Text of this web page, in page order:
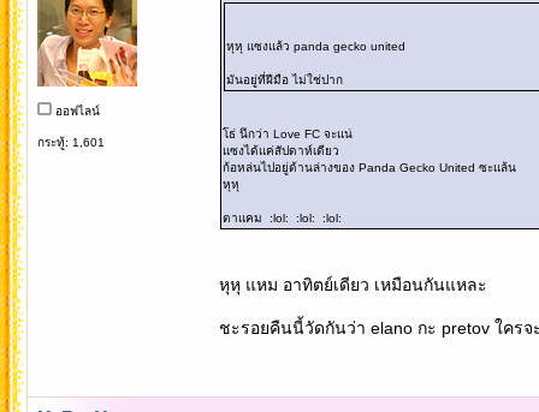
ออฟไลน์
กระทู้: 1,601
หุหุ แซงแล้ว panda gecko united
มันอยู่ที่ฝีมือ ไม่ใช่ปาก
โธ่ นึกว่า Love FC จะแน่
แซงได้แค่สัปดาห์เดียว
ก้อหล่นไปอยู่ด้านล่างของ Panda Gecko United ซะแล้น
หุหุ
ตาแคม :lol: :lol: :lol:
หุหุ แหม อาทิตย์เดียว เหมือนกันแหละ
ชะรอยคืนนี้วัดกันว่า elano กะ pretov ใครจ